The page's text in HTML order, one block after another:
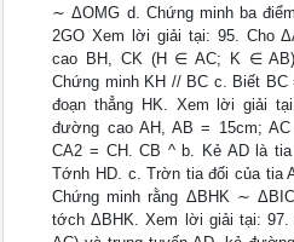
∼ ΔOMG d. Chứng minh ba
2GO Xem lời giải tại: 95. Cho
cao BH, CK (H ∈ AC; K ∈
Chứng minh KH // BC c. Biết
đoạn thẳng HK. Xem lời giải
đường cao AH, AB = 15cm;
CA2 = CH. CB ^ b. Kẻ AD là
Tớnh HD. c. Trờn tia đối của tia
Chứng minh rằng ΔBHK ∼
tớch ΔBHK. Xem lời giải tại: